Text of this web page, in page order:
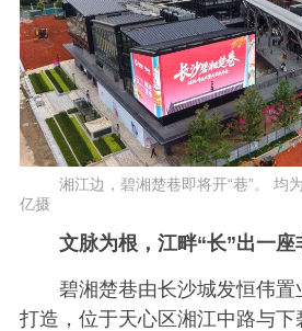
湘江边，碧湘楚巷即将开“巷”。 均
亿摄
文脉为根，江畔“长”出一座
碧湘楚巷由长沙城发恒伟
打造，位于天心区湘江中路与下